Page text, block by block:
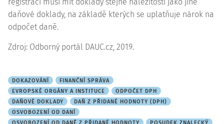
daňové doklady, na základě kterých se uplatňuje nárok na
odpočet daně.
Zdroj: Odborný portál DAUC.cz, 2019.
DOKAZOVÁNÍ
FINANČNÍ SPRÁVA
EVROPSKÉ ORGÁNY A INSTITUCE
ODPOČET DPH
DAŇOVÉ DOKLADY
DAŇ Z PŘIDANÉ HODNOTY (DPH)
OSVOBOZENÍ OD DANÍ